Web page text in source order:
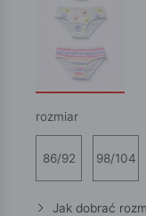
rozmiar
86/92 98/104
Jak dobrać